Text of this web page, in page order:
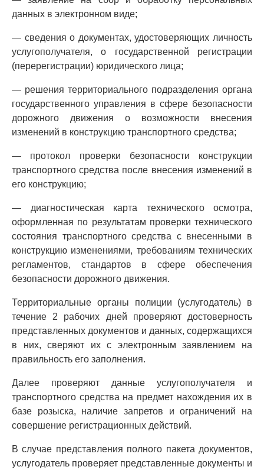
данных в электронном виде;
— сведения о документах, удостоверяющих личность
услугополучателя, о государственной регистрации
(перерегистрации) юридического лица;
— решения территориального подразделения органа
государственного управления в сфере безопасности
дорожного движения о возможности внесения
изменений в конструкцию транспортного средства;
— протокол проверки безопасности конструкции
транспортного средства после внесения изменений в
его конструкцию;
— диагностическая карта технического осмотра,
оформленная по результатам проверки технического
состояния транспортного средства с внесенными в
конструкцию изменениями, требованиям технических
регламентов, стандартов в сфере обеспечения
безопасности дорожного движения.
Территориальные органы полиции (услугодатель) в
течение 2 рабочих дней проверяют достоверность
представленных документов и данных, содержащихся
в них, сверяют их с электронным заявлением на
правильность его заполнения.
Далее проверяют данные услугополучателя и
транспортного средства на предмет нахождения их в
базе розыска, наличие запретов и ограничений на
совершение регистрационных действий.
В случае представления полного пакета документов,
услугодатель проверяет представленные документы и